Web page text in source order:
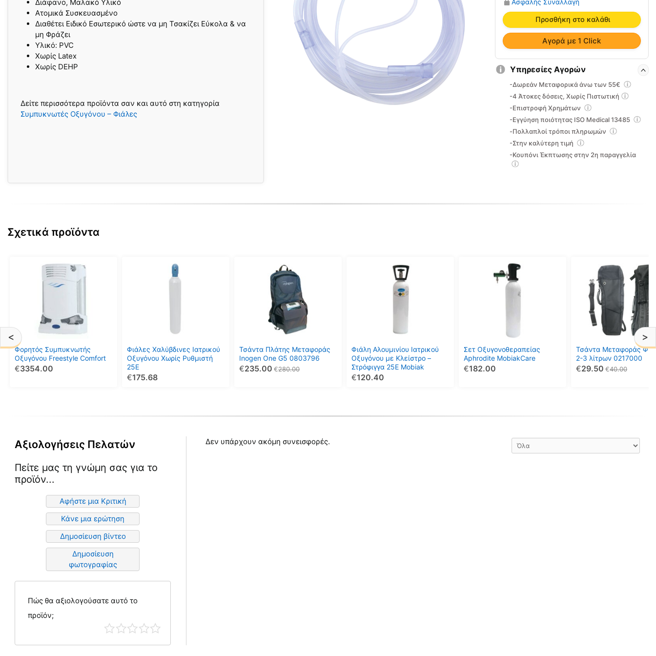
< >
Διάφανο, Μαλακό Υλικό
Ατομικά Συσκευασμένο
Διαθέτει Ειδικό Εσωτερικό ώστε να μη Τσακίζει Εύκολα & να
μη Φράζει
Υλικό: PVC
Χωρίς Latex
Χωρίς DEHP
Δείτε περισσότερα προϊόντα σαν και αυτό στη κατηγορία
Συμπυκνωτές Οξυγόνου – Φιάλες
Οξυγονοθεραπείας
Curved
0803111
ποσότητα
Προσθήκη στο καλάθι
Αγορά με 1 Click
Υπηρεσίες Αγορών
-Δωρεάν Μεταφορικά άνω των 55€
-4 Άτοκες δόσεις, Χωρίς Πιστωτική
-Επιστροφή Χρημάτων
-Εγγύηση ποιότητας ISO Medical 13485
-Πολλαπλοί τρόποι πληρωμών
-Στην καλύτερη τιμή
-Κουπόνι Έκπτωσης στην 2η παραγγελία
Σχετικά προϊόντα
Φορητός Συμπυκνωτής
Οξυγόνου Freestyle Comfort
3354.00
€
παραλλαγές.
Οι
επιλογές
μπορούν
να
επιλεγούν
Φιάλες Χαλύβδινες Ιατρικού
Οξυγόνου Χωρίς Ρυθμιστή
25Ε
175.68
€
μπορούν
να
επιλεγούν
στη
Τσάντα Πλάτης Μεταφοράς
Inogen One G5 0803796
280.00
€
235.00
€
Φιάλη Αλουμινίου Ιατρικού
Οξυγόνου με Κλείστρο –
Στρόφιγγα 25E Mobiak
120.40
€
μπορούν
να
επιλεγούν
στη
Σετ Οξυγονοθεραπείας
Aphrodite MobiakCare
182.00
€
μπορούν
να
επιλεγούν
Τσάντα Μεταφοράς
2-3 λίτρων 0217000
40.00
€
29.50
€
Αξιολογήσεις Πελατών
Πείτε μας τη γνώμη σας για το
προϊόν...
Αφήστε μια Κριτική
Κάνε μια ερώτηση
Δημοσίευση βίντεο
Δημοσίευση
φωτογραφίας
Πώς θα αξιολογούσατε αυτό το
προϊόν;
Δεν υπάρχουν ακόμη συνεισφορές.